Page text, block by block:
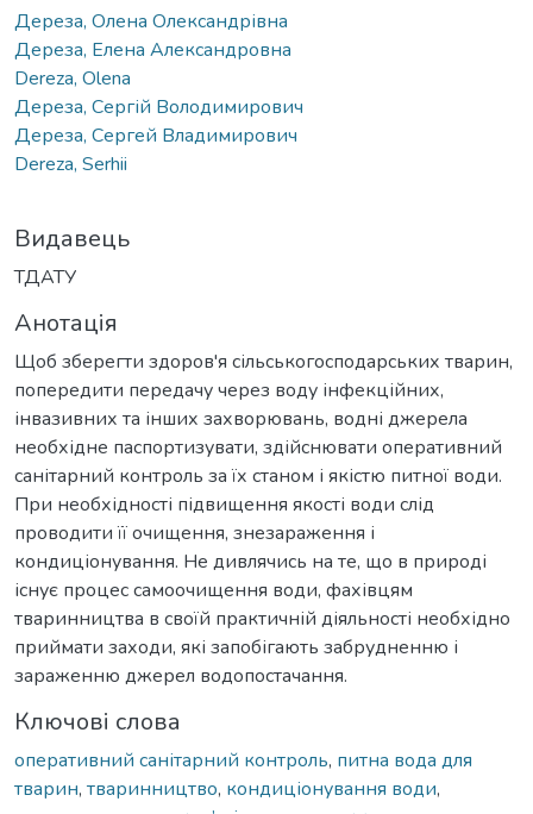
Дереза, Олена Олександрівна
Дереза, Елена Александровна
Dereza, Olena
Дереза, Сергій Володимирович
Дереза, Сергей Владимирович
Dereza, Serhii
Видавець
ТДАТУ
Анотація
Щоб зберегти здоров'я сільськогосподарських тварин,
попередити передачу через воду інфекційних,
інвазивних та інших захворювань, водні джерела
необхідне паспортизувати, здійснювати оперативний
санітарний контроль за їх станом і якістю питної води.
При необхідності підвищення якості води слід
проводити її очищення, знезараження і
кондиціонування. Не дивлячись на те, що в природі
існує процес самоочищення води, фахівцям
тваринництва в своїй практичній діяльності необхідно
приймати заходи, які запобігають забрудненню і
зараженню джерел водопостачання.
Ключові слова
оперативний санітарний контроль, питна вода для
тварин, тваринництво, кондиціонування води,